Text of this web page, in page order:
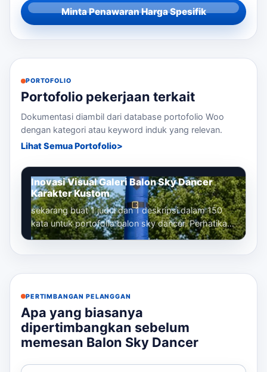
Minta Penawaran Harga Spesifik
PORTOFOLIO
Portofolio pekerjaan terkait
Dokumentasi diambil dari database portofolio Woo
dengan kategori atau keyword induk yang relevan.
Lihat Semua Portofolio
Inovasi Visual Galeri Balon Sky Dancer
Karakter Kustom
sekarang buat 1 judul dan 1 deskripsi dalam 150
kata untuk portofolio balon sky dancer. Perhatikan
bahwa kita sudah membuat banyak...
PERTIMBANGAN PELANGGAN
Apa yang biasanya
dipertimbangkan sebelum
memesan Balon Sky Dancer